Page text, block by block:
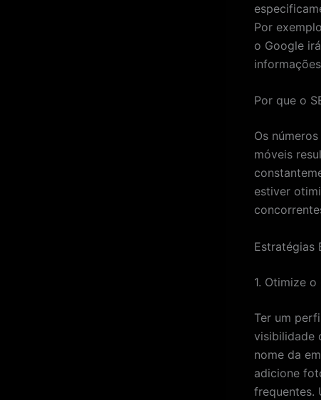
Por
o Google
Por que o
Os
móveis
estiver
Estratégias
1. Otimize
Ter um
visibilidade
nome da
adicione
frequentes.